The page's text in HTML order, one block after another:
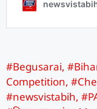
#Begusarai,
Competition,
#newsvistabih,